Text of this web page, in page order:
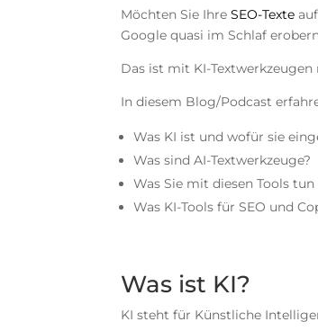
Möchten Sie IhreSEO-Texte
Google quasi im Schlaf
Das ist mit KI-
In diesem Blog/Podcast
Was KI ist und wofür sie
Was sind AI-Textwerkzeuge?
Was Sie mit diesen Tools
Was KI-Tools für SEO und
Was ist KI?
KI steht für Künstliche